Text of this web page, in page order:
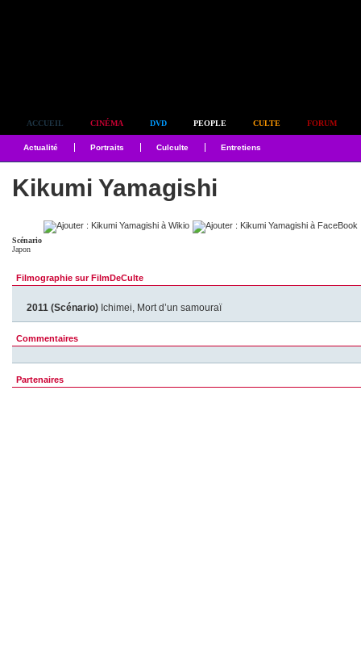
ACCUEIL CINÉMA DVD PEOPLE CULTE FORUM
Actualité Portraits Culculte Entretiens
Kikumi Yamagishi
Scénario
Japon
Filmographie sur FilmDeCulte
2011 (Scénario) Ichimei, Mort d’un samouraï
Commentaires
Partenaires